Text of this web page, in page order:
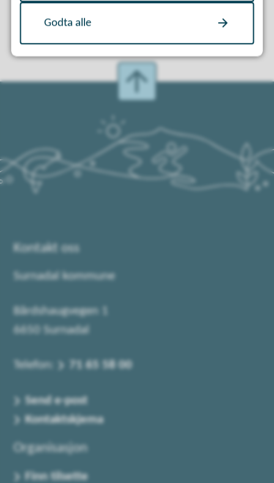
Kontakt oss
Surnadal kommune
Bårdshaugvegen 1
6650 Surnadal
Telefon: 71 65 58 00
Send e-post
Kontaktskjema
Organisasjon
Finn tilsette
Godta alle